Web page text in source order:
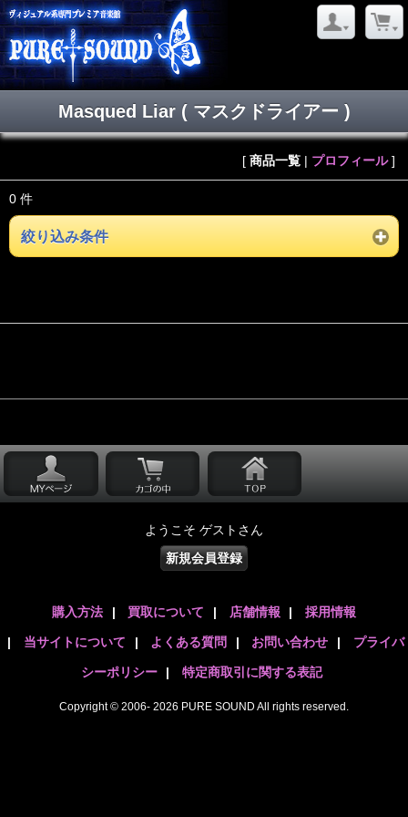
Masqued Liar ( マスクドライアー )
[ 商品一覧 | プロフィール]
0 件
絞り込み条件
ようこそ ゲストさん
新規会員登録
購入方法 | 買取について | 店舗情報 | 採用情報
| 当サイトについて | よくある質問 | お問い合わせ | プライバ
シーポリシー | 特定商取引に関する表記
Copyright © 2006- 2026 PURE SOUND All rights reserved.